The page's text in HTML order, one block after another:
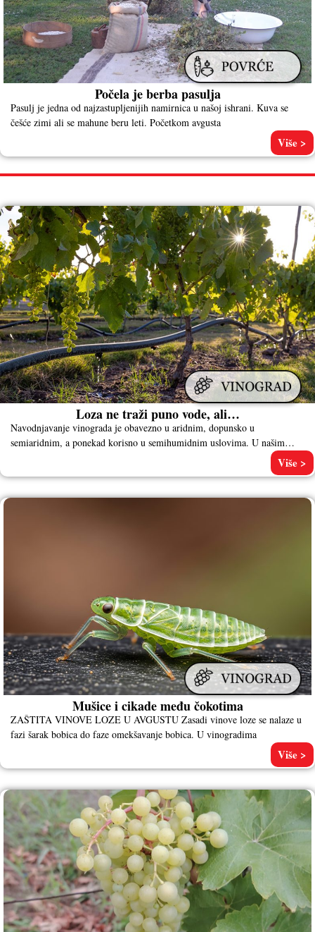
Počela je berba pasulja
Pasulj je jedna od najzastupljenijih namirnica u našoj ishrani. Kuva se
češće zimi ali se mahune beru leti. Početkom avgusta
Više >
VINOGRAD
Loza ne traži puno vode, ali…
Navodnjavanje vinograda je obavezno u aridnim, dopunsko u
semiaridnim, a ponekad korisno u semihumidnim uslovima. U našim
Više >
Mušice i cikade među čokotima
ZAŠTITA VINOVE LOZE U AVGUSTU Zasadi vinove loze se nalaze u
fazi šarak bobica do faze omekšavanje bobica. U vinogradima
Više >